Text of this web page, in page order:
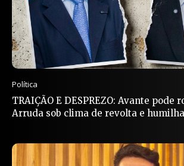
Política
TRAIÇÃO E DESPREZO: Avante pode
Arruda sob clima de revolta e